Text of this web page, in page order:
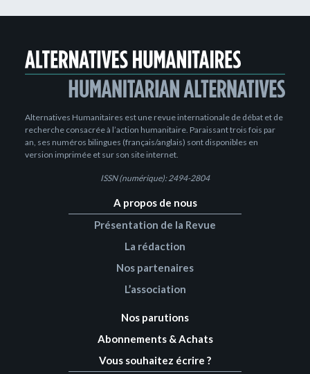
Alternatives Humanitaires est une revue internationale de débat et de
recherche consacrée à l’action humanitaire. Paraissant trois fois par
an, ses numéros bilingues (français/anglais) sont disponibles en
version imprimée et sur son site internet.
ISSN (numérique): 2494-2804
A propos de nous
Présentation de la Revue
La rédaction
Nos partenaires
L’association
Nos parutions
Abonnements & Achats
Vous souhaitez écrire ?